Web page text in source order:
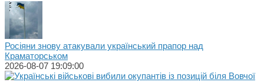
Росіяни знову атакували український прапор над
Краматорськом
2026-08-07 19:09:00